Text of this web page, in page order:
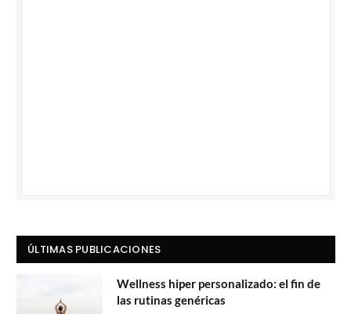
ÚLTIMAS PUBLICACIONES
Wellness hiper personalizado: el fin de
las rutinas genéricas